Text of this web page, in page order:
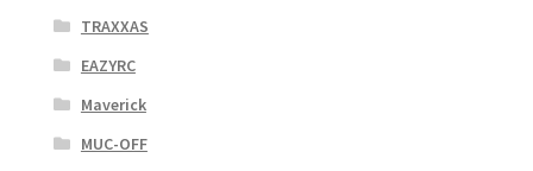
TRAXXAS
EAZYRC
Maverick
MUC-OFF